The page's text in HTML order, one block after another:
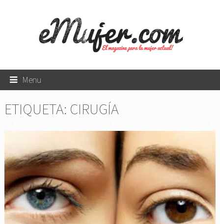
Menu
ETIQUETA: CIRUGÍA